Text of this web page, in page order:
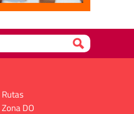
Rutas
Zona DO